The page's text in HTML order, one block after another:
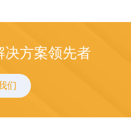
决方案领先者
们